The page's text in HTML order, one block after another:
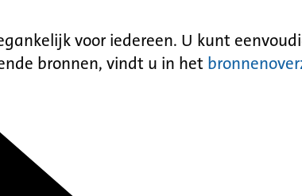
voor iedereen. U kunt
bronnen, vindt u in het